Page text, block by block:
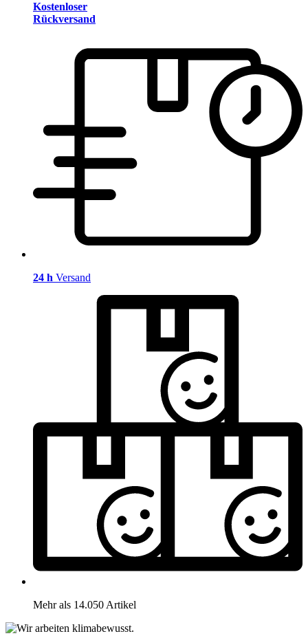
Kostenloser
Rückversand
24 h Versand
Mehr als 14.050 Artikel